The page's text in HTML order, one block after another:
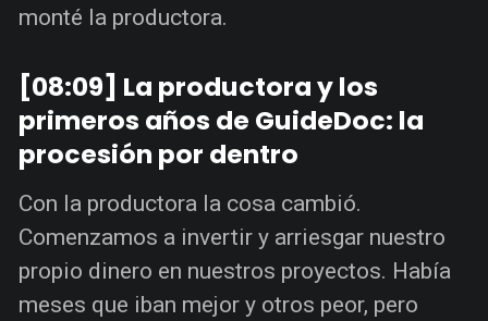
monté la productora.
[08:09] La productora y los
primeros años de GuideDoc: la
procesión por dentro
Con la productora la cosa cambió.
Comenzamos a invertir y arriesgar nuestro
propio dinero en nuestros proyectos. Había
meses que iban mejor y otros peor, pero